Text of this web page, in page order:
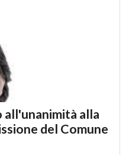
alla
del Comune